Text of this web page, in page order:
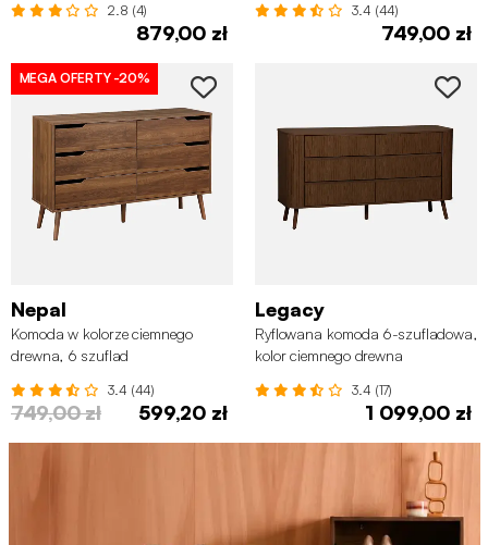
2.8 (4)
879,00 zł
3.4 (44)
749,00 zł
MEGA OFERTY -20%
Nepal
Komoda w kolorze ciemnego
drewna, 6 szuflad
3.4 (44)
749,00 zł 599,20 zł
Legacy
Ryflowana komoda 6-szufladowa,
kolor ciemnego drewna
3.4 (17)
1 099,00 zł